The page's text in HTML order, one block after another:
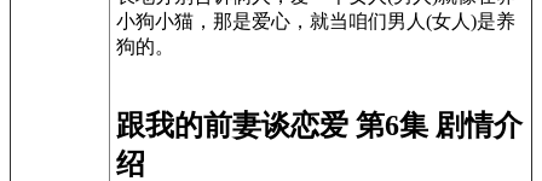
小狗小猫，那是爱心，就当咱们男人(女人)是养
狗的。
跟我的前妻谈恋爱 第6集 剧情介
绍